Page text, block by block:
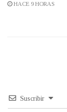
HACE 9 HORAS
Suscribir